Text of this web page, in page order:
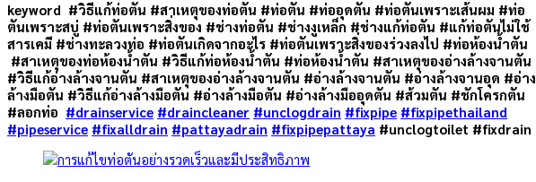
keyword #วิธีแก้ท่อตัน #สาเหตุของท่อตัน #ท่อตัน #ท่ออุดตัน #ท่อตันเพราะเส้นผม #ท่อ
ตันเพราะสบู่ #ท่อตันเพราะสิ่งของ #ช่างท่อตัน #ช่างงูเหล็ก #ช่างแก้ท่อตัน #แก้ท่อตันไม่ใช้
สารเคมี #ช่างทะลวงท่อ #ท่อตันเกิดจากอะไร #ท่อตันเพราะสิ่งของร่วงลงไป #ท่อห้องน้ำตัน
#สาเหตุของท่อห้องน้ำตัน #วิธีแก้ท่อห้องน้ำตัน #ท่อห้องน้ำตัน #สาเหตุของอ่างล้างจานตัน
#วิธีแก้อ่างล้างจานตัน #สาเหตุของอ่างล้างจานตัน #อ่างล้างจานตัน #อ่างล้างจานอุด #อ่าง
ล้างมือตัน #วิธีแก้อ่างล้างมือตัน #อ่างล้างมือตัน #อ่างล้างมืออุดตัน #ส้วมตัน #ชักโครกตัน
#ลอกท่อ #drainservice #draincleaner #unclogdrain #fixpipe #fixpipethailand
#pipeservice #fixalldrain #pattayadrain #fixpipepattaya #unclogtoilet #fixdrain